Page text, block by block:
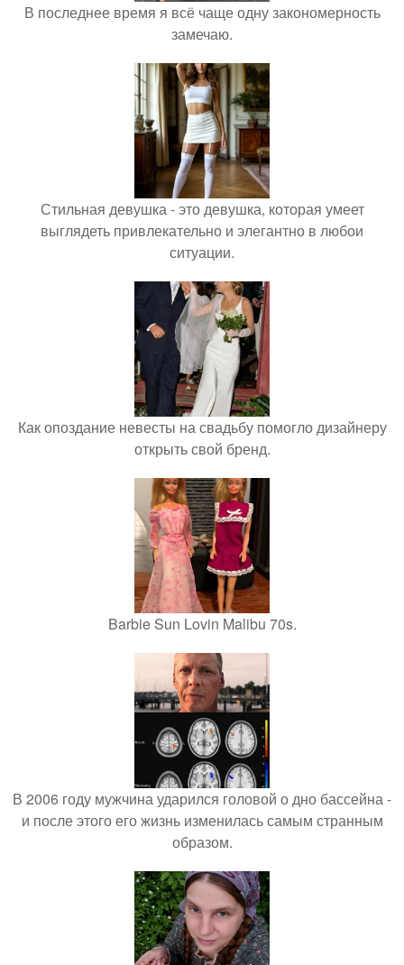
В последнее время я всё чаще одну закономерность
замечаю.
Стильная девушка - это девушка, которая умеет
выглядеть привлекательно и элегантно в любои
ситуации.
Как опоздание невесты на свадьбу помогло дизайнеру
открыть свой бренд.
Barbie Sun Lovin Malibu 70s.
В 2006 году мужчина ударился головой о дно бассейна -
и после этого его жизнь изменилась самым странным
образом.